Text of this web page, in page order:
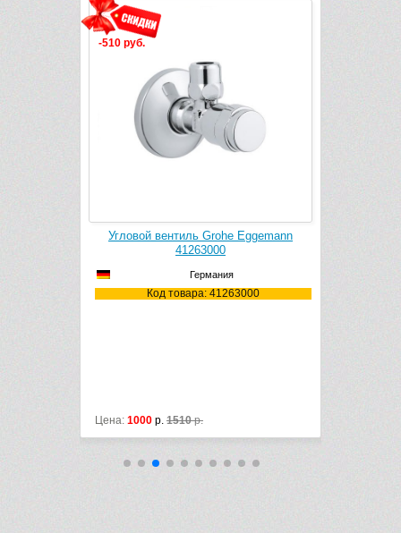
-510 руб.
Угловой вентиль Grohe Eggemann
41263000
Германия
Код товара: 41263000
Цена: 1000 р. 1510р.